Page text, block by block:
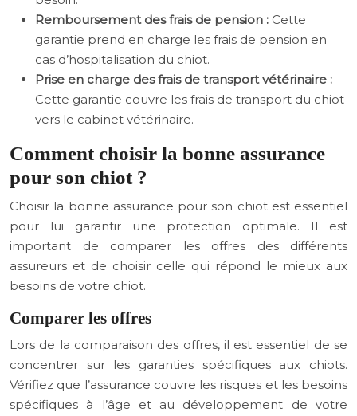
Remboursement des frais de pension : Cette
garantie prend en charge les frais de pension en
cas d’hospitalisation du chiot.
Prise en charge des frais de transport vétérinaire :
Cette garantie couvre les frais de transport du chiot
vers le cabinet vétérinaire.
Comment choisir la bonne assurance
pour son chiot ?
Choisir la bonne assurance pour son chiot est essentiel
pour lui garantir une protection optimale. Il est
important de comparer les offres des différents
assureurs et de choisir celle qui répond le mieux aux
besoins de votre chiot.
Comparer les offres
Lors de la comparaison des offres, il est essentiel de se
concentrer sur les garanties spécifiques aux chiots.
Vérifiez que l’assurance couvre les risques et les besoins
spécifiques à l’âge et au développement de votre